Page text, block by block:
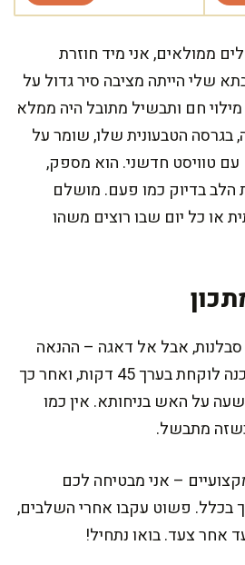
ממולאים, אני מיד חוזרת
שלי הייתה מציבה סיר גדול על
חם ותבשיל מתובל היה ממלא
בגרסה הטבעונית שלו, שומר על
טוויסט חדשני. הוא מספק,
בדיוק כמו פעם. מושלם
או כל יום שבו רוצים משהו
אבל אל דאגה – ההנאה
שווה את ההשקעה. ההכנה לוקחת בערך 45 דקות, ואחר כך
על האש בניחותא. אין כמו
מתבשל.
– אני מבטיחה לכם
בכלל. פשוט עקבו אחרי השלבים,
אחר צעד. בואו נתחיל!